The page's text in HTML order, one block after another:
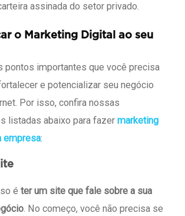
assinada do setor privado.
o Marketing Digital ao seu
pontos importantes que você precisa
e potencializar seu negócio
Por isso, confira nossas
listadas abaixo para fazer marketing
empresa:
é ter um site que fale sobre a sua
. No começo, você não precisa se